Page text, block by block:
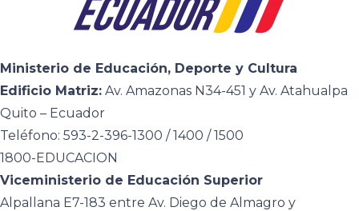
Ministerio de Educación, Deporte y Cultura
Edificio Matriz: Av. Amazonas N34-451 y Av. Atahualpa
Quito – Ecuador
Teléfono: 593-2-396-1300 / 1400 / 1500
1800-EDUCACION
Viceministerio de Educación Superior
Alpallana E7-183 entre Av. Diego de Almagro y